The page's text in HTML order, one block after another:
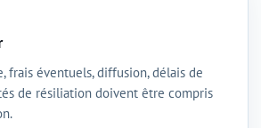
frais éventuels, diffusion, délais de
de résiliation doivent être compris